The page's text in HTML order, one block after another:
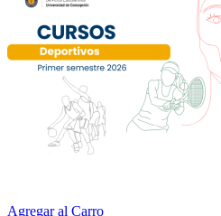
Agregar al Carro